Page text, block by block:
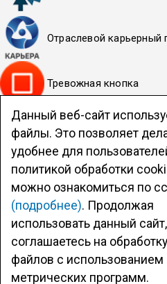
Данный веб-сайт
файлы. Это позволяет
удобнее для
политикой обработки
можно ознакомиться по
(подробнее). Продолжая
использовать данный
соглашаетесь на
файлов с использованием
метрических программ.
Отраслевой карьерный
Тревожная кнопка
Политика НИЯУ МИФИ в
персональных данных
Система обеспечения
Официальный сайт ВИТИ
2010—2026
Волгодонский инженерно-
МИФИ (ВИТИ НИЯУ МИФИ).
Все права защищены. 347360 г.